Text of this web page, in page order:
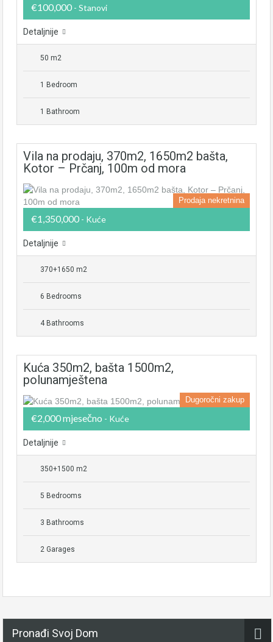
€100,000 - Stanovi
Detaljnije
50 m2
1 Bedroom
1 Bathroom
Vila na prodaju, 370m2, 1650m2 bašta,
Kotor – Prčanj, 100m od mora
Prodaja nekretnina
€1,350,000 - Kuće
Detaljnije
370+1650 m2
6 Bedrooms
4 Bathrooms
Kuća 350m2, bašta 1500m2,
polunamještena
Dugoročni zakup
€2,000 mjesečno - Kuće
Detaljnije
350+1500 m2
5 Bedrooms
3 Bathrooms
2 Garages
Pronađi Svoj Dom